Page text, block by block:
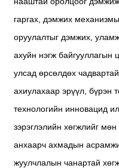
гаргах, дэмжих
оруулалтыг дэмжих,
ахуйн нэгж байгууллагын
улсад өрсөлдөх
ахиулахаар эрүүл, бүрэн
технологийн инновацид
зэрэглэлийн хөгжлийг
анхаарч ахмадын
жуулчлалын чанартай